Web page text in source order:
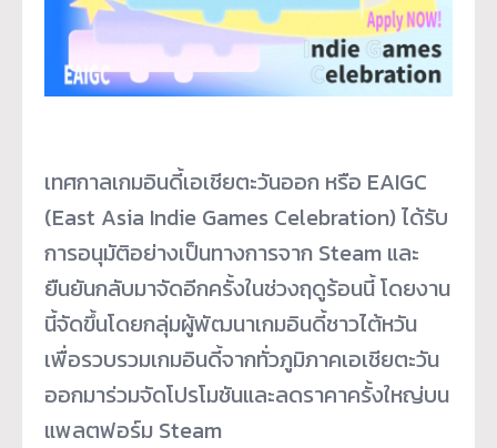
เทศกาลเกมอินดี้เอเชียตะวันออก หรือ EAIGC
(East Asia Indie Games Celebration) ได้รับ
การอนุมัติอย่างเป็นทางการจาก Steam และ
ยืนยันกลับมาจัดอีกครั้งในช่วงฤดูร้อนนี้ โดยงาน
นี้จัดขึ้นโดยกลุ่มผู้พัฒนาเกมอินดี้ชาวไต้หวัน
เพื่อรวบรวมเกมอินดี้จากทั่วภูมิภาคเอเชียตะวัน
ออกมาร่วมจัดโปรโมชันและลดราคาครั้งใหญ่บน
แพลตฟอร์ม Steam